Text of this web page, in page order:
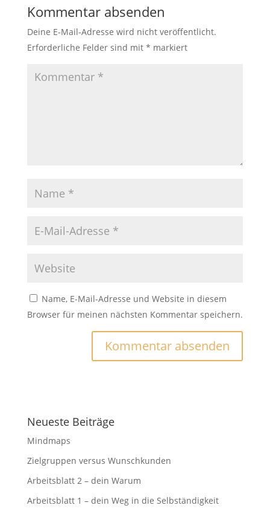
Kommentar absenden
Deine E-Mail-Adresse wird nicht veröffentlicht.
Erforderliche Felder sind mit * markiert
Name, E-Mail-Adresse und Website in diesem
Browser für meinen nächsten Kommentar speichern.
Neueste Beiträge
Mindmaps
Zielgruppen versus Wunschkunden
Arbeitsblatt 2 – dein Warum
Arbeitsblatt 1 – dein Weg in die Selbständigkeit